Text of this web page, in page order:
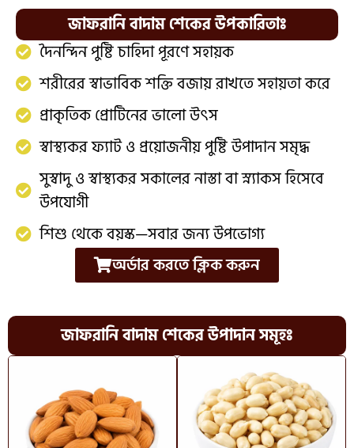
জাফরানি বাদাম শেকের উপকারিতাঃ
দৈনন্দিন পুষ্টি চাহিদা পূরণে সহায়ক
শরীরের স্বাভাবিক শক্তি বজায় রাখতে সহায়তা করে
প্রাকৃতিক প্রোটিনের ভালো উৎস
স্বাস্থ্যকর ফ্যাট ও প্রয়োজনীয় পুষ্টি উপাদান সমৃদ্ধ
সুস্বাদু ও স্বাস্থ্যকর সকালের নাস্তা বা স্ন্যাকস হিসেবে
উপযোগী
শিশু থেকে বয়স্ক—সবার জন্য উপভোগ্য
অর্ডার করতে ক্লিক করুন
জাফরানি বাদাম শেকের উপাদান সমূহঃ